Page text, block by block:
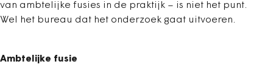
van ambtelijke fusies in de praktijk – is niet het punt.
Wel het bureau dat het onderzoek gaat uitvoeren.
Ambtelijke fusie